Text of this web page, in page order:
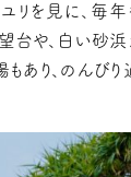
ユリを見に、毎
台や、白い砂浜
あり、のんびり